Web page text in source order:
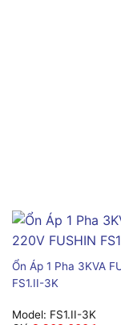
Ổn Áp 1 Pha 3KVA
FS1.II-3K
Model: FS1.II-3K